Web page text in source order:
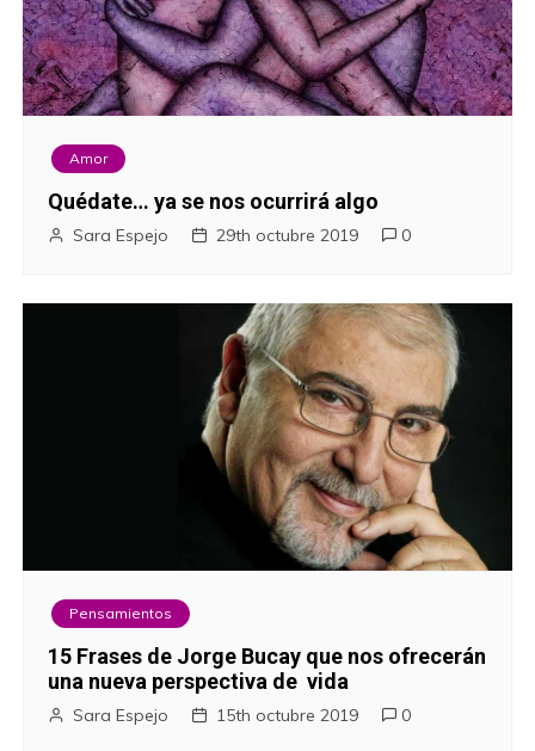
Amor
Quédate… ya se nos ocurrirá algo
Sara Espejo 29th octubre 2019 0
Pensamientos
15 Frases de Jorge Bucay que nos ofrecerán
una nueva perspectiva de vida
Sara Espejo 15th octubre 2019 0